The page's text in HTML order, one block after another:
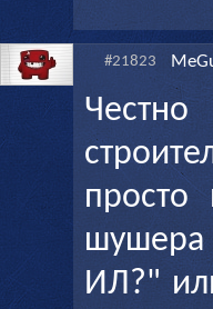
#21823
шушера
ИЛ?"